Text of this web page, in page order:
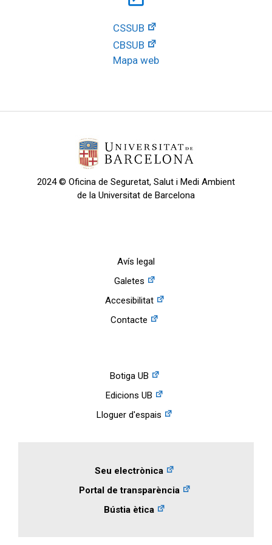
CSSUB
CBSUB
Mapa web
2024 © Oficina de Seguretat, Salut i Medi Ambient
de la Universitat de Barcelona
Avís legal
Galetes
Accesibilitat
Contacte
Botiga UB
Edicions UB
Lloguer d'espais
Seu electrònica
Portal de transparència
Bústia ètica